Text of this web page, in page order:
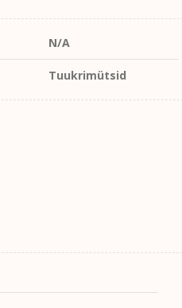
N/A
Tuukrimütsid